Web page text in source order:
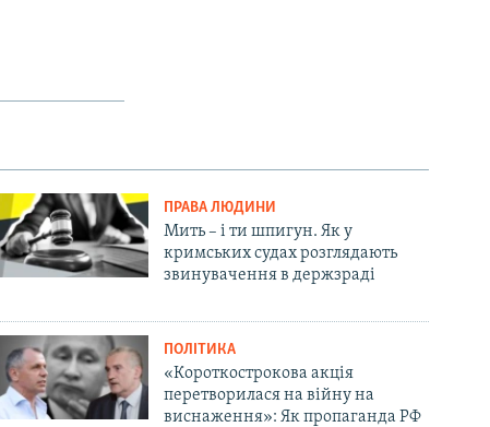
ПРАВА ЛЮДИНИ
Мить – і ти шпигун. Як у
кримських судах розглядають
звинувачення в держзраді
ПОЛІТИКА
«Короткострокова акція
перетворилася на війну на
виснаження»: Як пропаганда РФ